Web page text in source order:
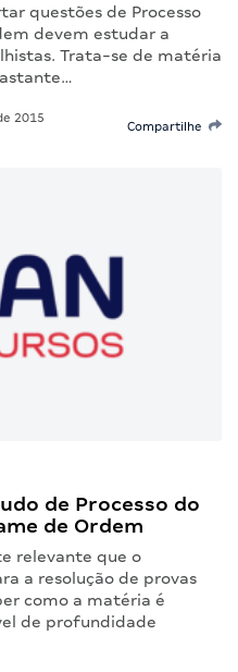
questões de Processo
devem estudar a
Trata-se de matéria
2015
Compartilhe
de Processo do
de Ordem
relevante que o
a resolução de provas
como a matéria é
de profundidade